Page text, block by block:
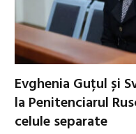
Evghenia Guțul și
la Penitenciarul
celule separate